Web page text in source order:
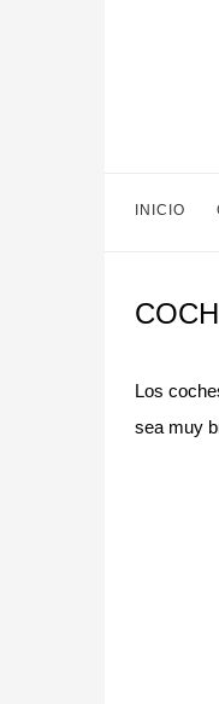
INICIO
Los
sea muy